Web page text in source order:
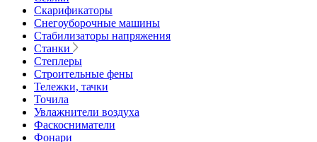
Скарификаторы
Снегоуборочные машины
Стабилизаторы напряжения
Станки
Степлеры
Строительные фены
Тележки, тачки
Точила
Увлажнители воздуха
Фаскосниматели
Фонари